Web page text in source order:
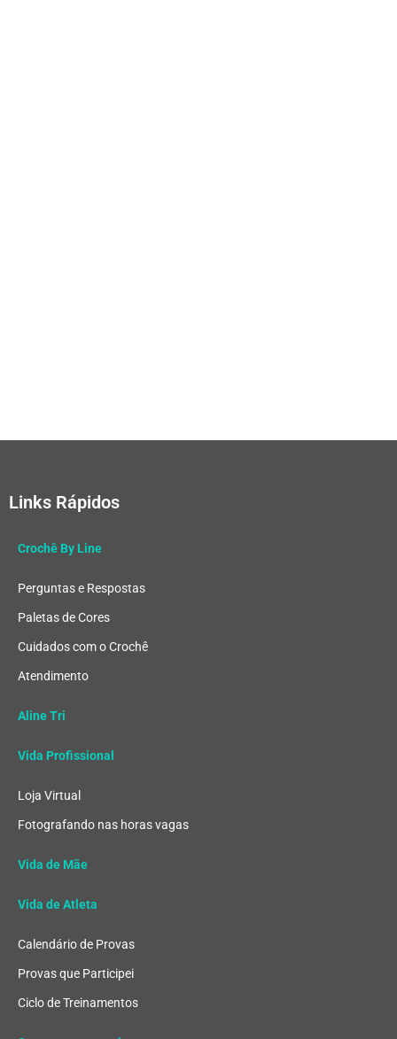
Links Rápidos
Crochê By Line
Perguntas e Respostas
Paletas de Cores
Cuidados com o Crochê
Atendimento
Aline Tri
Vida Profissional
Loja Virtual
Fotografando nas horas vagas
Vida de Mãe
Vida de Atleta
Calendário de Provas
Provas que Participei
Ciclo de Treinamentos